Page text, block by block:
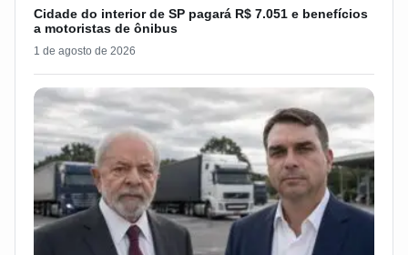
Cidade do interior de SP pagará R$ 7.051 e benefícios
a motoristas de ônibus
1 de agosto de 2026